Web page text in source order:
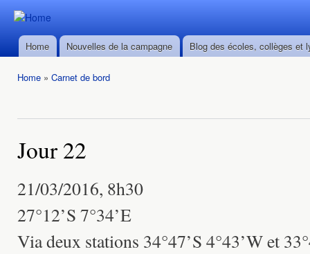
Durban ->
Walvis Bay
au
Durban ->
Walvis Bay
du 28/02
au
Main menu
Home Nouvelles de la campagne Blog des écoles, collèges et
Home » Carnet de bord
Jour 22
21/03/2016, 8h30
27°12’S 7°34’E
Via deux stations 34°47’S 4°43’W et